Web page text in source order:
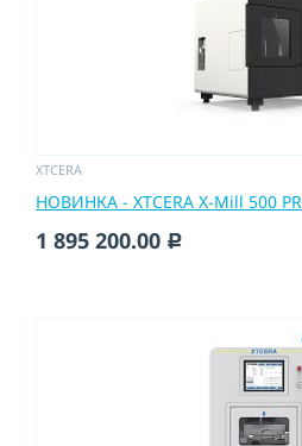
XTCERA
НОВИНКА - XTCERA X-Mill 500
1 895 200.00 c